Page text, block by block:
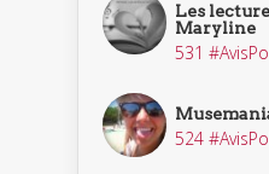
Les
Maryline
531
524